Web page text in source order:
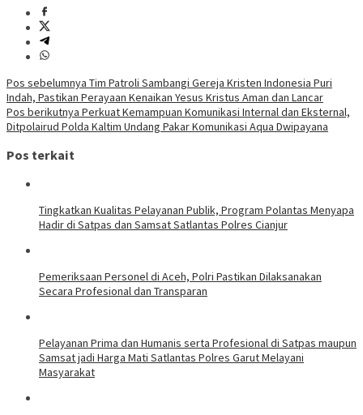
Navigasi
pos
Pos sebelumnya Tim Patroli Sambangi Gereja Kristen Indonesia Puri
Indah, Pastikan Perayaan Kenaikan Yesus Kristus Aman dan Lancar
Pos berikutnya Perkuat Kemampuan Komunikasi Internal dan Eksternal,
Ditpolairud Polda Kaltim Undang Pakar Komunikasi Aqua Dwipayana
Pos terkait
Tingkatkan Kualitas Pelayanan Publik, Program Polantas Menyapa
Hadir di Satpas dan Samsat Satlantas Polres Cianjur
Pemeriksaan Personel di Aceh, Polri Pastikan Dilaksanakan
Secara Profesional dan Transparan
Pelayanan Prima dan Humanis serta Profesional di Satpas maupun
Samsat jadi Harga Mati Satlantas Polres Garut Melayani
Masyarakat